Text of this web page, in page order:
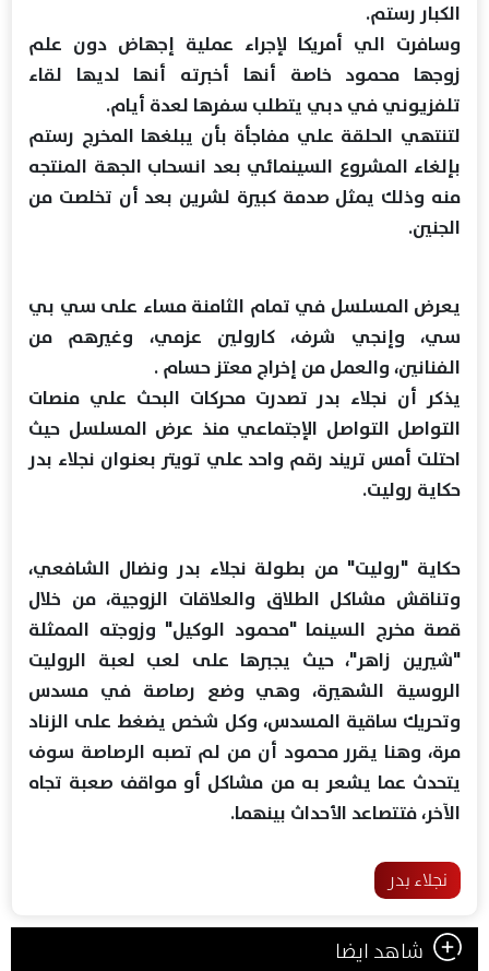
الكبار رستم.
وسافرت الي أمريكا لإجراء عملية إجهاض دون علم
زوجها محمود خاصة أنها أخبرته أنها لديها لقاء
تلفزيوني في دبي يتطلب سفرها لعدة أيام.
لتنتهي الحلقة علي مفاجأة بأن يبلغها المخرج رستم
بإلغاء المشروع السينمائي بعد انسحاب الجهة المنتجه
منه وذلك يمثل صدمة كبيرة لشرين بعد أن تخلصت من
الجنين.
يعرض المسلسل في تمام الثامنة مساء على سي بي
سي، وإنجي شرف، كارولين عزمي، وغيرهم من
الفنانين، والعمل من إخراج معتز حسام .
يذكر أن نجلاء بدر تصدرت محركات البحث علي منصات
التواصل التواصل الإجتماعي منذ عرض المسلسل حيث
احتلت أمس تريند رقم واحد علي تويتر بعنوان نجلاء بدر
حكاية روليت.
حكاية "روليت" من بطولة نجلاء بدر ونضال الشافعي،
وتناقش مشاكل الطلاق والعلاقات الزوجية، من خلال
قصة مخرج السينما "محمود الوكيل" وزوجته الممثلة
"شيرين زاهر"، حيث يجبرها على لعب لعبة الروليت
الروسية الشهيرة، وهي وضع رصاصة في مسدس
وتحريك ساقية المسدس، وكل شخص يضغط على الزناد
مرة، وهنا يقرر محمود أن من لم تصبه الرصاصة سوف
يتحدث عما يشعر به من مشاكل أو مواقف صعبة تجاه
الآخر، فتتصاعد الأحداث بينهما.
نجلاء بدر
شاهد ايضا